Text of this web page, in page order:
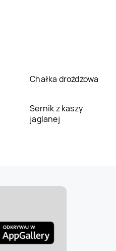
Chałka drożdżowa
Sernik z kaszy
jaglanej